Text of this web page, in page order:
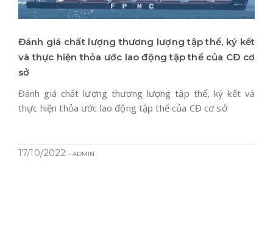
Đánh giá chất lượng thương lượng tập thể, ký kết
và thực hiện thỏa ước lao động tập thể của CĐ cơ
sở
Đánh giá chất lượng thương lượng tập thể, ký kết và
thực hiện thỏa ước lao động tập thể của CĐ cơ sở
17/10/2022 - ADMIN